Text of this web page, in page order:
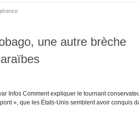
une autre brèche
Infos Comment expliquer le tournant
», que les États-Unis semblent avoir conquis